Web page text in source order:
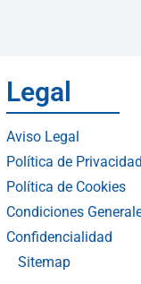
Legal
Aviso Legal
Política de Privacidad
Política de Cookies
Condiciones
Confidencialidad
Sitemap